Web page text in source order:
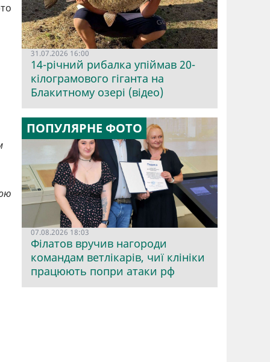
31.07.2026 16:00
14-річний рибалка упіймав 20-
кілограмового гіганта на
Блакитному озері (відео)
ПОПУЛЯРНЕ ФОТО
07.08.2026 18:03
Філатов вручив нагороди
командам ветлікарів, чиї клініки
працюють попри атаки рф